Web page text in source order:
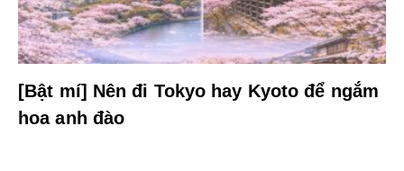
[Bật mí] Nên đi Tokyo hay Kyoto để ngắm
hoa anh đào